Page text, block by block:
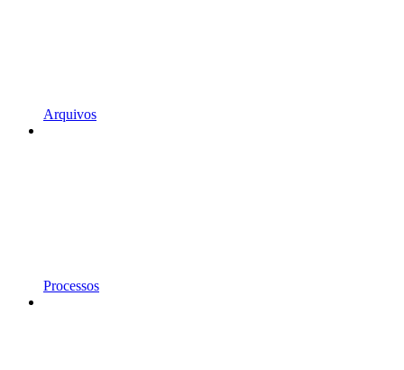
Arquivos
Processos